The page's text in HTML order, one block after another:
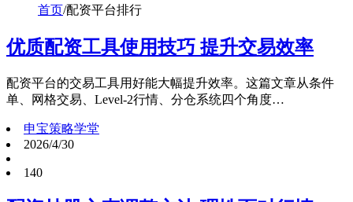
首页/配资平台排行
优质配资工具使用技巧 提升交易效率
配资平台的交易工具用好能大幅提升效率。这篇文章从条件
单、网格交易、Level-2行情、分仓系统四个角度…
申宝策略学堂
2026/4/30
140